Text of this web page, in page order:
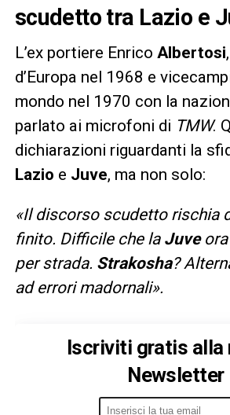
scudetto tra Lazio e
L’ex portiere Enrico Albertosi
d’Europa nel 1968 e
mondo nel 1970 con la
parlato ai microfoni di TMW.
dichiarazioni riguardanti la
Lazio e Juve, ma non solo:
«Il discorso scudetto rischia
finito. Difficile che la Juveora
per strada. Strakosha?
ad errori madornali».
Iscriviti gratis alla
Newsletter